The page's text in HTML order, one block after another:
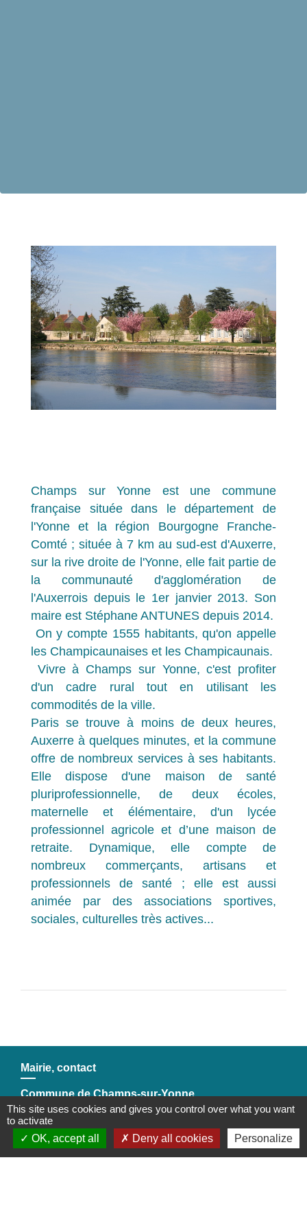
Champs sur Yonne est une commune
française située dans le département de
l'Yonne et la région Bourgogne Franche-
Comté ; située à 7 km au sud-est d'Auxerre,
sur la rive droite de l'Yonne, elle fait partie de
la communauté d'agglomération de
l'Auxerrois depuis le 1er janvier 2013. Son
maire est Stéphane ANTUNES depuis 2014.
On y compte 1555 habitants, qu'on appelle
les Champicaunaises et les Champicaunais.
Vivre à Champs sur Yonne, c'est profiter
d'un cadre rural tout en utilisant les
commodités de la ville.
Paris se trouve à moins de deux heures,
Auxerre à quelques minutes, et la commune
offre de nombreux services à ses habitants.
Elle dispose d'une maison de santé
pluriprofessionnelle, de deux écoles,
maternelle et élémentaire, d'un lycée
professionnel agricole et d’une maison de
retraite. Dynamique, elle compte de
nombreux commerçants, artisans et
professionnels de santé ; elle est aussi
animée par des associations sportives,
sociales, culturelles très actives...
Mairie, contact
Commune de Champs-sur-Yonne
2 place Binoche
89290 Champs-sur-Yonne - FRANCE
+33 3 86 53 30 75
Contact par formulaire
This site uses cookies and gives you control over what you want
to activate
OK, accept all
Deny all cookies Personalize